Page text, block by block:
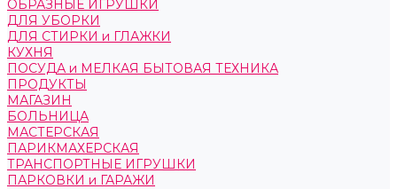
ОБРАЗНЫЕ ИГРУШКИ
ДЛЯ УБОРКИ
ДЛЯ СТИРКИ и ГЛАЖКИ
КУХНЯ
ПОСУДА и МЕЛКАЯ БЫТОВАЯ ТЕХНИКА
ПРОДУКТЫ
МАГАЗИН
БОЛЬНИЦА
МАСТЕРСКАЯ
ПАРИКМАХЕРСКАЯ
ТРАНСПОРТНЫЕ ИГРУШКИ
ПАРКОВКИ и ГАРАЖИ